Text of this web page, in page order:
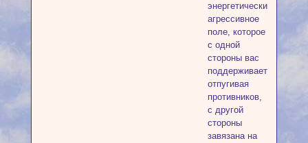
энергетически
агрессивное
поле, которое
с одной
стороны вас
поддерживает,
отпугивая
противников,
с другой
стороны
завязана на